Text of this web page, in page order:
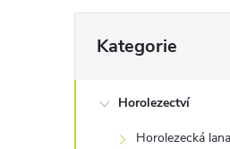
o
kategorie
Kategorie
Horolezectví
Horolezecká lana